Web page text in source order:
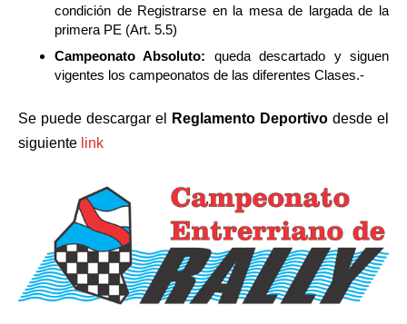
condición de Registrarse en la mesa de largada de la
primera PE (Art. 5.5)
Campeonato Absoluto: queda descartado y siguen
vigentes los campeonatos de las diferentes Clases.-
Se puede descargar el Reglamento Deportivo desde el
siguiente link